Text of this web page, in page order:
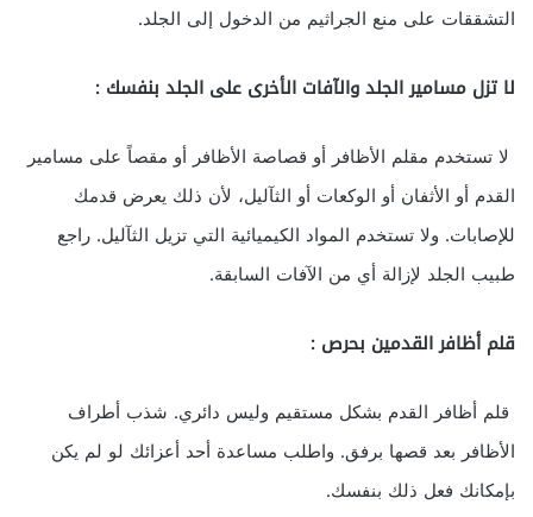
التشققات على منع الجراثيم من الدخول إلى الجلد.
لا تزل مسامير الجلد والآفات الأخرى على الجلد بنفسك :
لا تستخدم مقلم الأظافر أو قصاصة الأظافر أو مقصاً على مسامير
القدم أو الأثفان أو الوكعات أو الثآليل، لأن ذلك يعرض قدمك
للإصابات. ولا تستخدم المواد الكيميائية التي تزيل الثآليل. راجع
طبيب الجلد لإزالة أي من الآفات السابقة.
قلم أظافر القدمين بحرص :
قلم أظافر القدم بشكل مستقيم وليس دائري. شذب أطراف
الأظافر بعد قصها برفق. واطلب مساعدة أحد أعزائك لو لم يكن
بإمكانك فعل ذلك بنفسك.